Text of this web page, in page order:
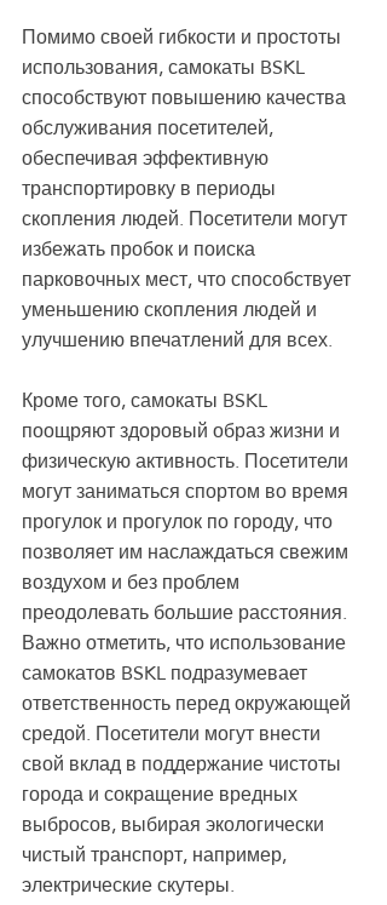
Помимо своей гибкости и простоты
использования, самокаты BSKL
способствуют повышению качества
обслуживания посетителей,
обеспечивая эффективную
транспортировку в периоды
скопления людей. Посетители могут
избежать пробок и поиска
парковочных мест, что способствует
уменьшению скопления людей и
улучшению впечатлений для всех.
Кроме того, самокаты BSKL
поощряют здоровый образ жизни и
физическую активность. Посетители
могут заниматься спортом во время
прогулок и прогулок по городу, что
позволяет им наслаждаться свежим
воздухом и без проблем
преодолевать большие расстояния.
Важно отметить, что использование
самокатов BSKL подразумевает
ответственность перед окружающей
средой. Посетители могут внести
свой вклад в поддержание чистоты
города и сокращение вредных
выбросов, выбирая экологически
чистый транспорт, например,
электрические скутеры.